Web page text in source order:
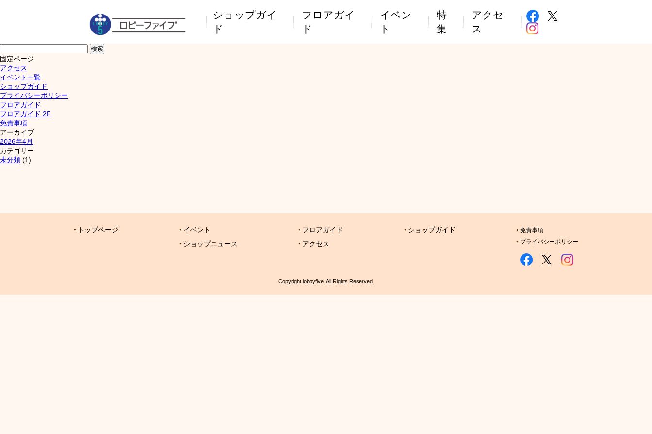
ショップガイ
ド
フロアガイ
ド
イベン
ト
特
集
アクセ
ス
索:
固定ページ
アクセス
イベント一覧
ショップガイド
プライバシーポリシー
フロアガイド
フロアガイド 2F
免責事項
アーカイブ
2026年4月
カテゴリー
未分類 (1)
トップページ
イベント
ショップニュース
フロアガイド
アクセス
ショップガイド
免責事項
プライバシーポリシー
Copyright lobbyfive. All Rights Reserved.